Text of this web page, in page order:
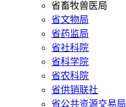
省畜牧兽医局
省文物局
省药监局
省社科院
省科学院
省农科院
省供销联社
省公共资源交易局